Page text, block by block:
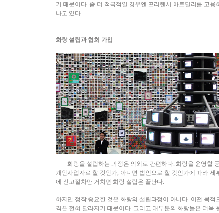
기 때문이다. 좀 더 적극적일 경우엔 프리랜서 아트딜러를 고
나고 있다.
화랑 설립과 협회 가입
화랑을 설립하는 과정은 의외로 간편하다. 화랑을 운영할
개인사업자로 할 것인가, 아니면 법인으로 할 것인가에 따라
에 신고절차만 거치면 화랑 설립은 끝난다.
하지만 정작 중요한 것은 화랑의 설립과정이 아니다. 어떤 목
격은 전혀 달라지기 때문이다. 그리고 대부분의 화랑들은 더